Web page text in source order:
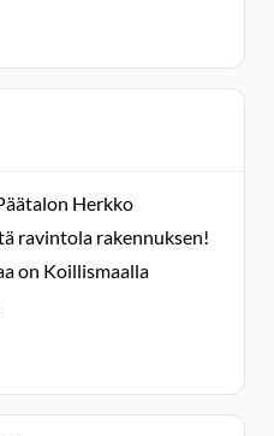
Herkko
ravintola rakennuksen!
on Koillismaalla